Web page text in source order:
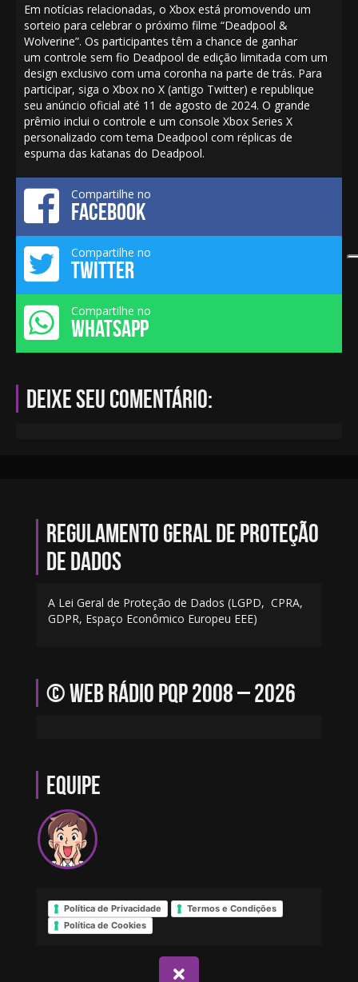
Em notícias relacionadas, o Xbox está promovendo um
sorteio para celebrar o próximo filme “Deadpool &
Wolverine”. Os participantes têm a chance de ganhar
um controle sem fio Deadpool de edição limitada com um
design exclusivo com uma coronha na parte de trás. Para
participar, siga o Xbox no X (antigo Twitter) e republique
seu anúncio oficial até 11 de agosto de 2024. O grande
prêmio inclui o controle e um console Xbox Series X
personalizado com tema Deadpool com réplicas de
espuma das katanas do Deadpool.
Compartilhe no
FACEBOOK
Compartilhe no
TWITTER
Compartilhe no
WHATSAPP
Deixe seu comentário:
Regulamento geral de proteção
de dados
A Lei Geral de Proteção de Dados (LGPD, CPRA,
GDPR, Espaço Econômico Europeu EEE)
© Web Rádio PQP 2008 – 2026
Equipe
Política de Privacidade
Termos e Condições
Política de Cookies